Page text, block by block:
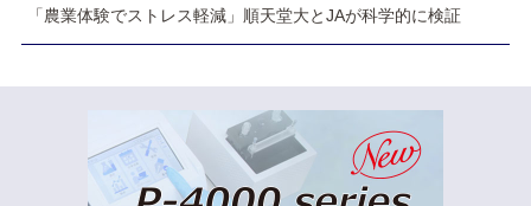
「農業体験でストレス軽減」順天堂大とJAが科学的に検証